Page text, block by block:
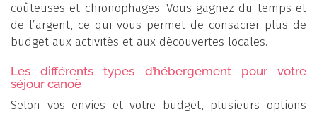
coûteuses et chronophages. Vous gagnez du temps et
de l’argent, ce qui vous permet de consacrer plus de
budget aux activités et aux découvertes locales.
Les différents types d’hébergement pour votre
séjour canoë
Selon vos envies et votre budget, plusieurs options